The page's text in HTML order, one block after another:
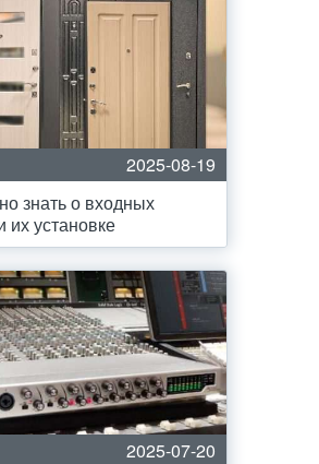
2025-08-19
знать о входных
их установке
2025-07-20